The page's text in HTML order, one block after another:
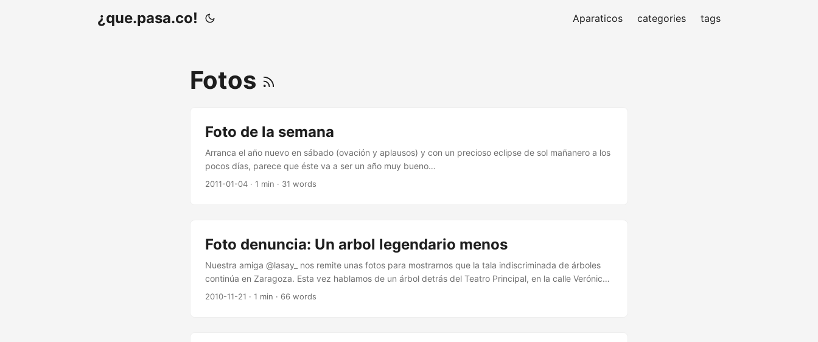
¿que.pasa.co! Aparaticos categories tags
Fotos
Foto de la semana
Arranca el año nuevo en sábado (ovación y aplausos) y con un precioso eclipse de sol mañanero a los
pocos días, parece que éste va a ser un año muy bueno…
2011-01-04 · 1 min · 31 words
Foto denuncia: Un arbol legendario menos
Nuestra amiga @lasay_ nos remite unas fotos para mostrarnos que la tala indiscriminada de árboles
continúa en Zaragoza. Esta vez hablamos de un árbol detrás del Teatro Principal, en la calle Verónica.
Si tienes algo que compartir (foto denuncia, foto de la semana, artículo, vídeo, etc…) no te cortes,
2010-11-21 · 1 min · 66 words